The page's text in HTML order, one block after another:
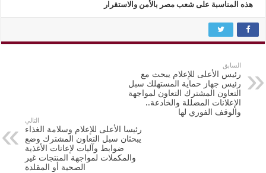
هذه المناسبة على شعب مصر بالأمن والاستقرار
السابق
رئيس الأعلى للإعلام يبحث مع
رئيس جهاز حماية المستهلك سبل
التعاون المشترك التعاون لمواجهة
الإعلانات المضللة والخادعة..
والوقف الفوري لها
التالي
رئيسا الأعلى للإعلام وسلامة الغذاء
يبحثان سبل التعاون المشترك وضع
ضوابط وآليات لإعانات الأغذية
والمكملات لمواجهة المنتجات غير
الصحية أو المقلدة